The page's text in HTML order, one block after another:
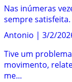
Nas inúmeras
sempre
Antonio | 3/2/
Tive um
movimento,
me...